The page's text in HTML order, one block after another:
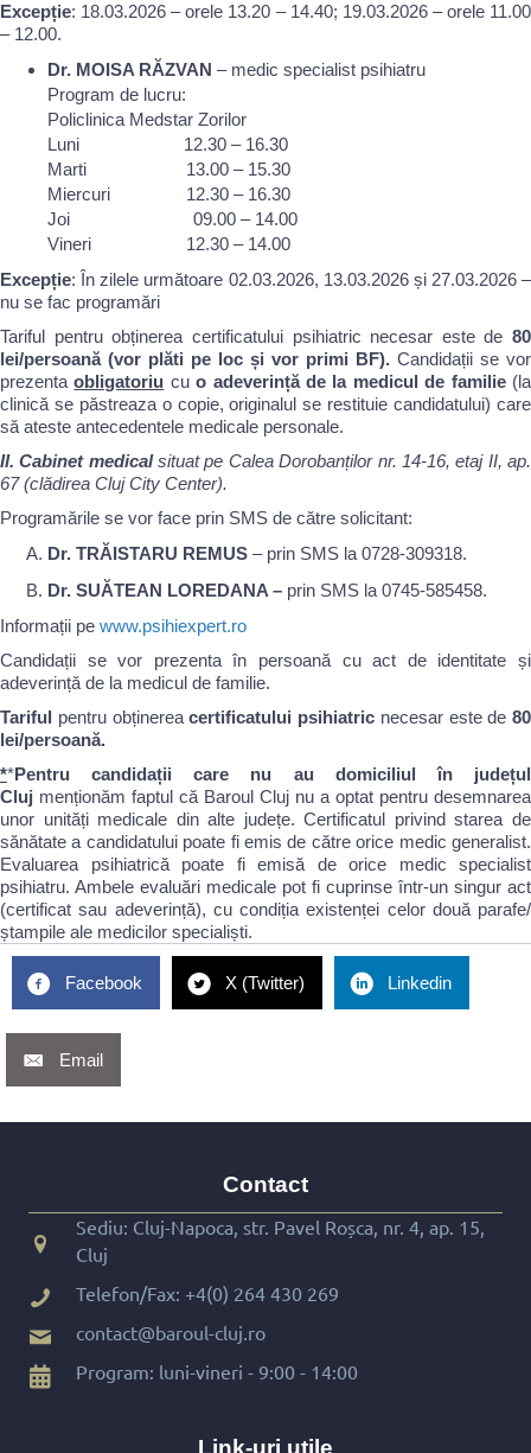
Excepție: 18.03.2026 – orele 13.20 – 14.40; 19.03.2026 – orele 11.00
– 12.00.
Dr. MOISA RĂZVAN – medic specialist psihiatru
Program de lucru:
Policlinica Medstar Zorilor
Luni 12.30 – 16.30
Marti 13.00 – 15.30
Miercuri 12.30 – 16.30
Joi 09.00 – 14.00
Vineri 12.30 – 14.00
Excepție: În zilele următoare 02.03.2026, 13.03.2026 și 27.03.2026 –
nu se fac programări
Tariful pentru obținerea certificatului psihiatric necesar este de 80
lei/persoană (vor plăti pe loc și vor primi BF). Candidații se vor
prezentaobligatoriu cuo adeverință de la medicul de familie(la
clinică se păstreaza o copie, originalul se restituie candidatului) care
să ateste antecedentele medicale personale.
II. Cabinet medicalsituat pe Calea Dorobanților nr. 14-16, etaj II, ap.
67 (clădirea Cluj City Center).
Programările se vor face prin SMS de către solicitant:
Dr. TRĂISTARU REMUS – prin SMS la 0728-309318.
Dr. SUĂTEAN LOREDANA – prin SMS la 0745-585458.
Informații pe www.psihiexpert.ro
Candidații se vor prezenta în persoană cu act de identitate și
adeverință de la medicul de familie.
Tariful pentru obținereacertificatului psihiatric necesar este de 80
lei/persoană.
**Pentru candidații care nu au domiciliul în județul
Cluj menționăm faptul că Baroul Cluj nu a optat pentru desemnarea
unor unități medicale din alte județe. Certificatul privind starea de
sănătate a candidatului poate fi emis de către orice medic generalist.
Evaluarea psihiatrică poate fi emisă de orice medic specialist
psihiatru. Ambele evaluări medicale pot fi cuprinse într-un singur act
(certificat sau adeverință), cu condiția existenței celor două parafe/
ștampile ale medicilor specialiști.
Facebook X (Twitter) Linkedin
Email
Contact
Sediu: Cluj-Napoca, str. Pavel Roșca, nr. 4, ap. 15,
Cluj
Telefon/Fax: +4(0) 264 430 269
contact@baroul-cluj.ro
Program: luni-vineri - 9:00 - 14:00